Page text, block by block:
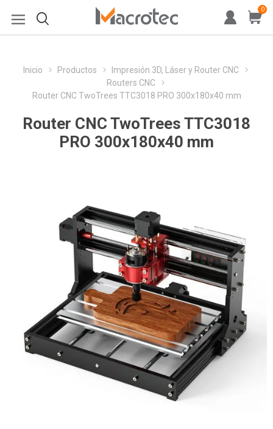
0
Inicio Productos
Impresión 3D, Láser y Router CNC
Routers CNC
Router CNC TwoTrees TTC3018 PRO 300x180x40 mm
Router CNC TwoTrees TTC3018
PRO 300x180x40 mm